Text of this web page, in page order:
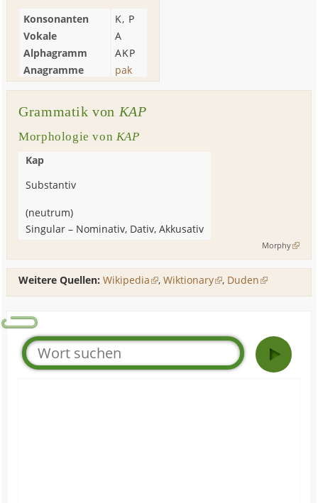
Konsonanten K, P
Vokale
A
Alphagramm
AKP
Anagramme
pak
Grammatik von KAP
Morphologie von KAP
Kap
Substantiv
(neutrum)
Singular – Nominativ, Dativ, Akkusativ
Morphy
Weitere Quellen: Wikipedia ,Wiktionary , Duden